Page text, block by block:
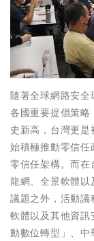
隨著全球網路安
各國重要提倡策
史新高，台灣更
始積極推動零信
零信任架構。而
龍網、全景軟體
議題之外，活動
軟體以及其他資訊
動數位轉型」、